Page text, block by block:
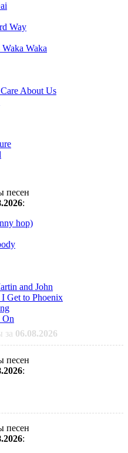
Way
Waka Waka
About Us
песен
:
hop)
and John
Get to Phoenix
On
за 06.08.2026
песен
:
песен
: